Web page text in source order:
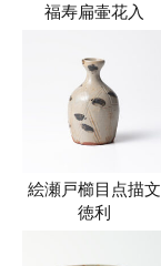
福寿扁壷花入
絵瀬戸櫛目点描文
徳利